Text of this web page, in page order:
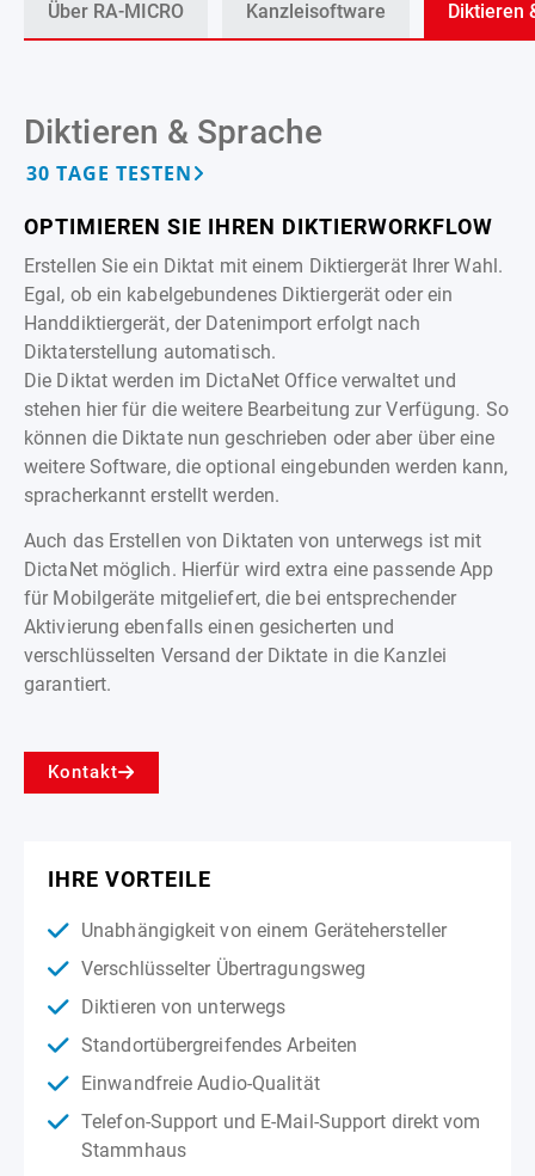
Über RA-MICRO Kanzleisoftware Diktieren
Diktieren & Sprache
30 TAGE TESTEN
OPTIMIEREN SIE IHREN DIKTIERWORKFLOW
Erstellen Sie ein Diktat mit einem Diktiergerät Ihrer Wahl.
Egal, ob ein kabelgebundenes Diktiergerät oder ein
Handdiktiergerät, der Datenimport erfolgt nach
Diktaterstellung automatisch.
Die Diktat werden im DictaNet Office verwaltet und
stehen hier für die weitere Bearbeitung zur Verfügung. So
können die Diktate nun geschrieben oder aber über eine
weitere Software, die optional eingebunden werden kann,
spracherkannt erstellt werden.
Auch das Erstellen von Diktaten von unterwegs ist mit
DictaNet möglich. Hierfür wird extra eine passende App
für Mobilgeräte mitgeliefert, die bei entsprechender
Aktivierung ebenfalls einen gesicherten und
verschlüsselten Versand der Diktate in die Kanzlei
garantiert.
Kontakt
IHRE VORTEILE
Unabhängigkeit von einem Gerätehersteller
Verschlüsselter Übertragungsweg
Diktieren von unterwegs
Standortübergreifendes Arbeiten
Einwandfreie Audio-Qualität
Telefon-Support und E-Mail-Support direkt vom
Stammhaus